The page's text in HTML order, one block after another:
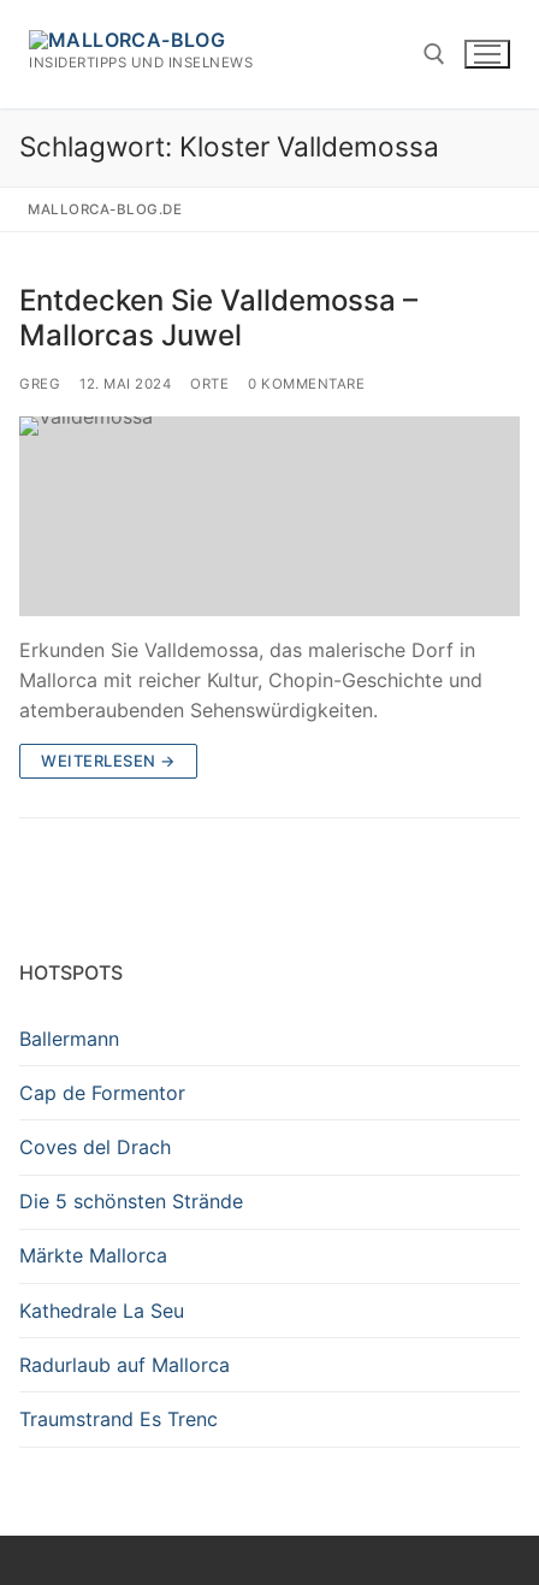
Inhalt
springen
INSIDERTIPPS UND INSELNEWS
Suchen nach:
Schlagwort: Kloster Valldemossa
MALLORCA-BLOG.DE
Entdecken Sie Valldemossa –
Mallorcas Juwel
GREG 12. MAI 2024 ORTE 0 KOMMENTARE
Erkunden Sie Valldemossa, das malerische Dorf in
Mallorca mit reicher Kultur, Chopin-Geschichte und
atemberaubenden Sehenswürdigkeiten.
WEITERLESEN →
HOTSPOTS
Ballermann
Cap de Formentor
Coves del Drach
Die 5 schönsten Strände
Märkte Mallorca
Kathedrale La Seu
Radurlaub auf Mallorca
Traumstrand Es Trenc